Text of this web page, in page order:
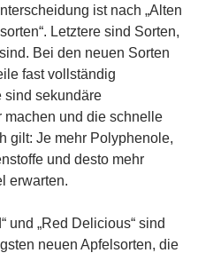
ist nach „Alten
Letztere sind Sorten,
Bei den neuen Sorten
fast vollständig
sind sekundäre
machen und die schnelle
gilt: Je mehr Polyphenole,
und desto mehr
erwarten.
und „Red Delicious“ sind
neuen Apfelsorten, die